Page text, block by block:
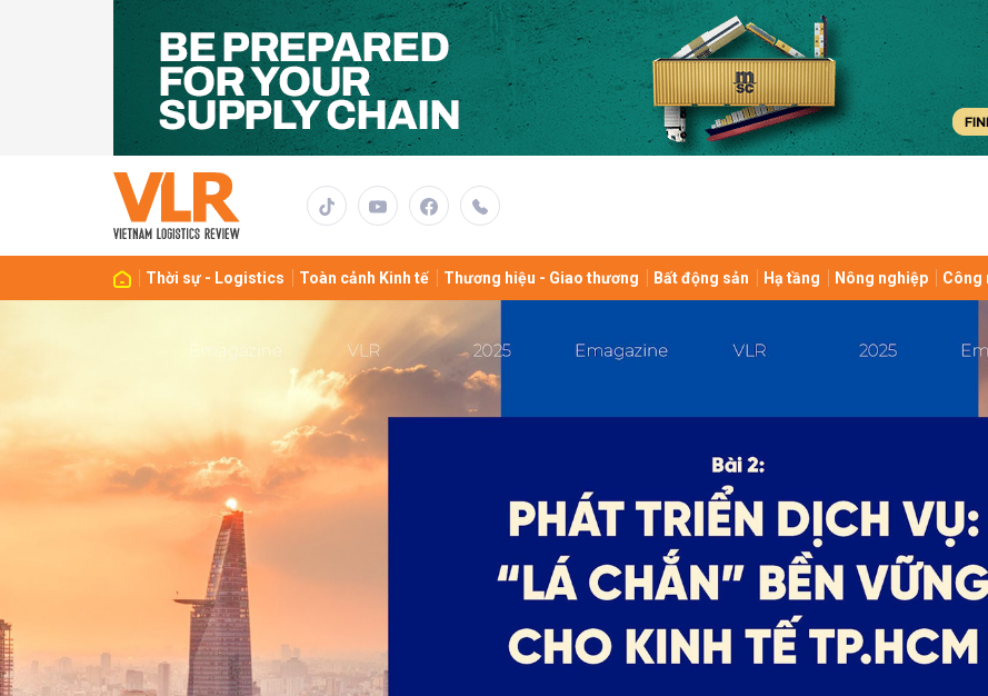
Thời sự - Logistics Toàn cảnh Kinh tế Thương hiệu - Giao thương Bất động sản Hạ tầng Nông nghiệp Công
Gửi bình luận